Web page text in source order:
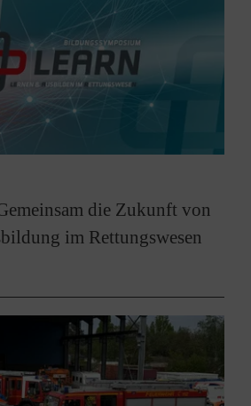
die Zukunft von
im Rettungswesen